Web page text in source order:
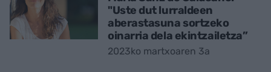
"Uste dut lurraldeen
aberastasuna sortzeko
oinarria dela ekintzailetza”
2023ko martxoaren 3a